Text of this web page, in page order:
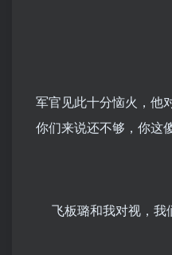
军官见此十分恼火，他
你们来说还不够，你这
飞板璐和我对视，我